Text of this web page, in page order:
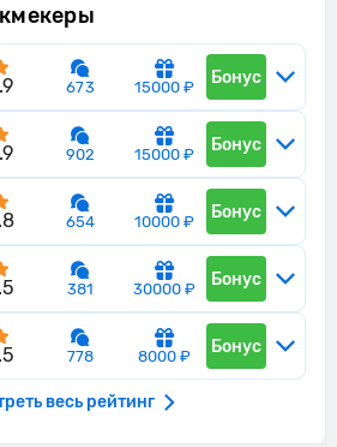
673 15000 ₽ Бонус
902 15000 ₽ Бонус
654 10000 ₽ Бонус
381 30000 ₽ Бонус
778 8000 ₽ Бонус
весь рейтинг